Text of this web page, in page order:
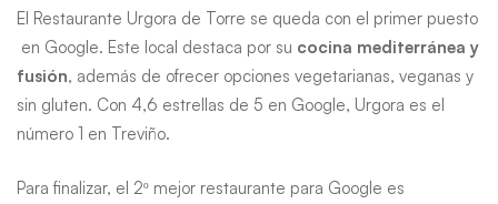
El Restaurante Urgora de Torre se queda con el primer puesto
en Google. Este local destaca por su cocina mediterránea y
fusión, además de ofrecer opciones vegetarianas, veganas y
sin gluten. Con 4,6 estrellas de 5 en Google, Urgora es el
número 1 en Treviño.
Para finalizar, el 2º mejor restaurante para Google es